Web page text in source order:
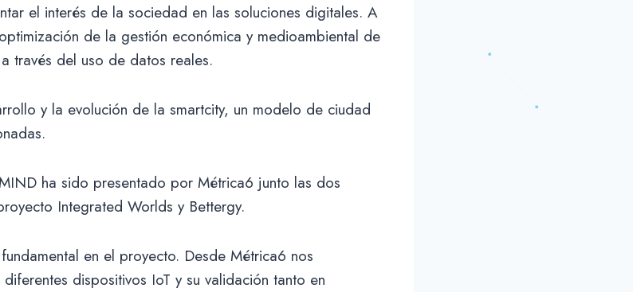
el interés de la sociedad en las soluciones digitales. A
de la gestión económica y medioambiental de
través del uso de datos reales.
y la evolución de la smartcity, un modelo de ciudad
ha sido presentado por Métrica6 junto las dos
Integrated Worlds y Bettergy.
en el proyecto. Desde Métrica6 nos
dispositivos IoT y su validación tanto en